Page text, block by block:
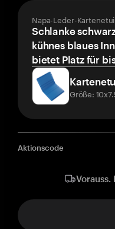
Napa-Leder-
Schlanke
kühnes blaues
bietet Platz für
Größe:
Aktionscode